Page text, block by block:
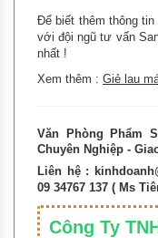
Để biết thêm thông
với đội ngũ tư vấn
nhất !
Xem thêm : Giẻ lau
Văn Phòng Phẩm
Chuyên Nghiệp -
Liên hệ :
09 34767 137 ( Ms
Công Ty